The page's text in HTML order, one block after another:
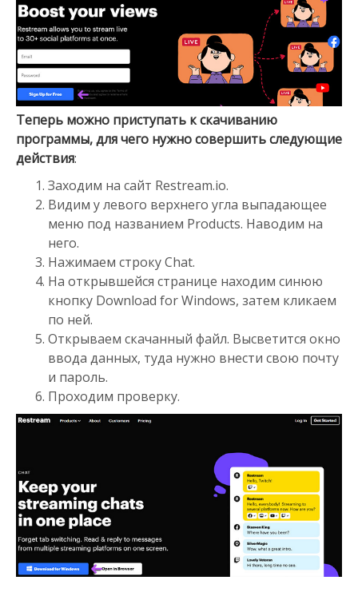
Теперь можно приступать к скачиванию
программы, для чего нужно совершить следующие
действия:
Заходим на сайт Restream.io.
Видим у левого верхнего угла выпадающее
меню под названием Products. Наводим на
него.
Нажимаем строку Chat.
На открывшейся странице находим синюю
кнопку Download for Windows, затем кликаем
по ней.
Открываем скачанный файл. Высветится окно
ввода данных, туда нужно внести свою почту
и пароль.
Проходим проверку.